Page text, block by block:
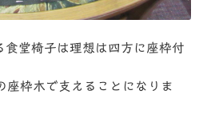
食堂椅子は理想は四方に座枠付
座枠木で支えることになりま